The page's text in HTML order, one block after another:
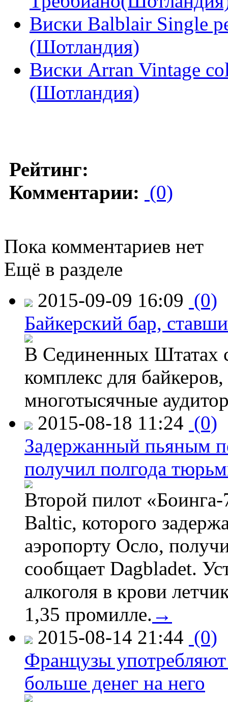
Виски Balblair Single
(Шотландия)
Виски Arran Vintage
(Шотландия)
Рейтинг:
Комментарии: (0)
Пока комментариев нет
Ещё в разделе
2015-09-09 16:09 (0)
Байкерский бар,
В Сединенных Штатах
комплекс для
многотысячные
2015-08-18 11:24 (0)
Задержанный пьяным
получил полгода
Второй пилот
Baltic, которого
аэропорту Осло,
сообщает Dagbladet.
алкоголя в крови
1,35 промилле. →
2015-08-14 21:44 (0)
Французы
больше денег на него